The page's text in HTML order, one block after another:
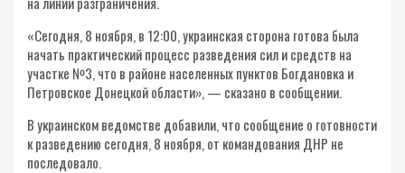
«Сегодня, 8 ноября, в 12:00, украинская сторона готова была
начать практический процесс разведения сил и средств на
участке №3, что в районе населенных пунктов Богдановка и
Петровское Донецкой области», — сказано в сообщении.
В украинском ведомстве добавили, что сообщение о готовности
к разведению сегодня, 8 ноября, от командования ДНР не
последовало.